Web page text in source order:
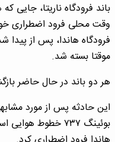
وقت محلی فرود اضطراری
فرودگاه هاندا، پس از
موقتا بسته شد.
هر دو باند در حال حاضر
این حادثه پس از مورد
بوئینگ ۷۳۷ خطوط